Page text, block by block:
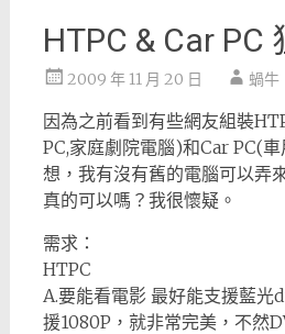
HTPC & Car PC
2009 年 11 月 20 日 蝸牛
因為之前看到有些網友組裝
PC,家庭劇院電腦)和Car PC(
想，我有沒有舊的電腦可以弄
真的可以嗎？我很懷疑。
需求：
HTPC
A.要能看電影 最好能支援藍
援1080P，就非常完美，不然